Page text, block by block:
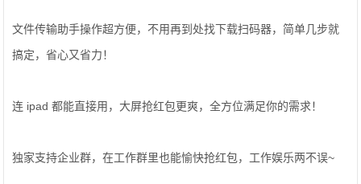
文件传输助手操作超方便，不用再到处找下载扫码器，简单几步就
搞定，省心又省力！
连 ipad 都能直接用，大屏抢红包更爽，全方位满足你的需求！
独家支持企业群，在工作群里也能愉快抢红包，工作娱乐两不误~